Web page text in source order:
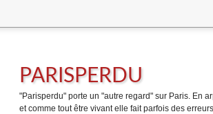
PARISPERDU
"Parisperdu" porte un "autre regard" sur Paris. En
et comme tout être vivant elle fait parfois des